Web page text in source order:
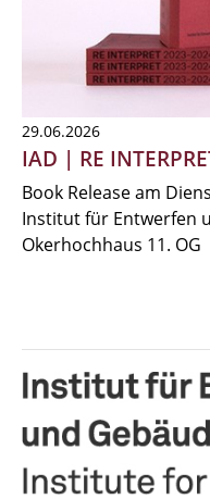
29.06.2026
IAD | RE
Book Release am
Institut für Entwerfen
Okerhochhaus 11. OG